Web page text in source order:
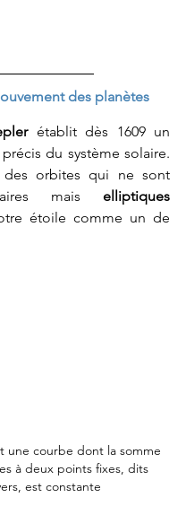
des planètes
établit dès 1609 un
du système solaire.
orbites qui ne sont
mais elliptiques
étoile comme un de
une courbe dont la somme
à deux points fixes, dits
est constante